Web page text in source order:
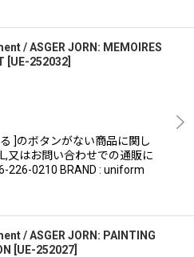
/ ASGER JORN: MEMOIRES
UE-252032
]のボタンがない商品に関し
又はお問い合わせでの通販に
226-0210 BRAND : uniform
/ ASGER JORN: PAINTING
UE-252027